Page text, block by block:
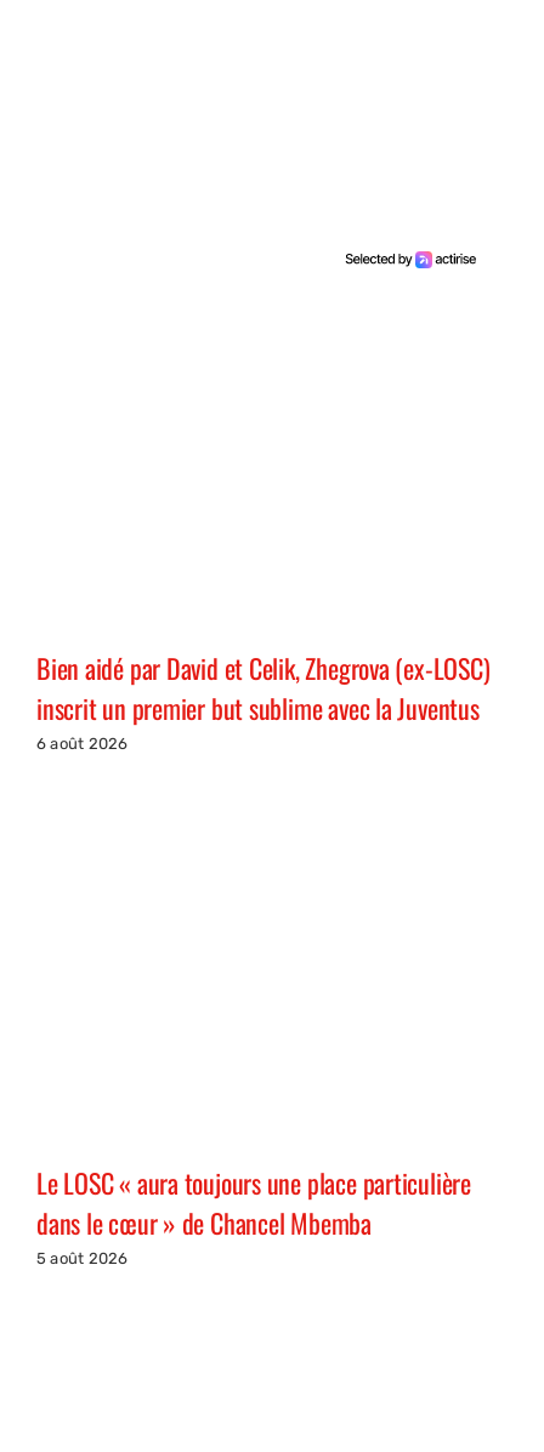
Bien aidé par David et Celik, Zhegrova (ex-LOSC)
inscrit un premier but sublime avec la Juventus
6 août 2026
Le LOSC « aura toujours une place particulière
dans le cœur » de Chancel Mbemba
5 août 2026